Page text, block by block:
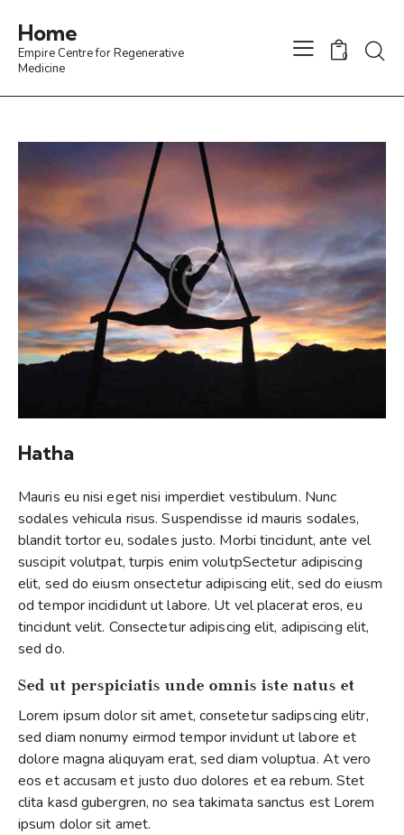
Home
Empire Centre for Regenerative
Medicine
0
Hatha
Mauris eu nisi eget nisi imperdiet vestibulum. Nunc
sodales vehicula risus. Suspendisse id mauris sodales,
blandit tortor eu, sodales justo. Morbi tincidunt, ante vel
suscipit volutpat, turpis enim volutpSectetur adipiscing
elit, sed do eiusm onsectetur adipiscing elit, sed do eiusm
od tempor incididunt ut labore. Ut vel placerat eros, eu
tincidunt velit. Consectetur adipiscing elit, adipiscing elit,
sed do.
Sed ut perspiciatis unde omnis iste natus et
Lorem ipsum dolor sit amet, consetetur sadipscing elitr,
sed diam nonumy eirmod tempor invidunt ut labore et
dolore magna aliquyam erat, sed diam voluptua. At vero
eos et accusam et justo duo dolores et ea rebum. Stet
clita kasd gubergren, no sea takimata sanctus est Lorem
ipsum dolor sit amet.